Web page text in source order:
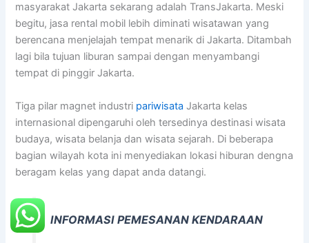
masyarakat Jakarta sekarang adalah TransJakarta. Meski
begitu, jasa rental mobil lebih diminati wisatawan yang
berencana menjelajah tempat menarik di Jakarta. Ditambah
lagi bila tujuan liburan sampai dengan menyambangi
tempat di pinggir Jakarta.
Tiga pilar magnet industri pariwisata Jakarta kelas
internasional dipengaruhi oleh tersedinya destinasi wisata
budaya, wisata belanja dan wisata sejarah. Di beberapa
bagian wilayah kota ini menyediakan lokasi hiburan dengna
beragam kelas yang dapat anda datangi.
INFORMASI PEMESANAN KENDARAAN